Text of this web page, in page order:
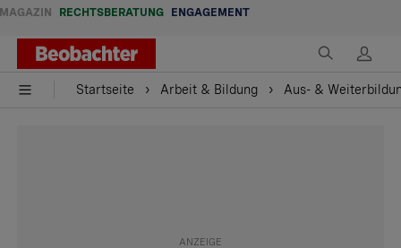
MAGAZIN RECHTSBERATUNG ENGAGEMENT
Startseite Arbeit & Bildung Aus- &